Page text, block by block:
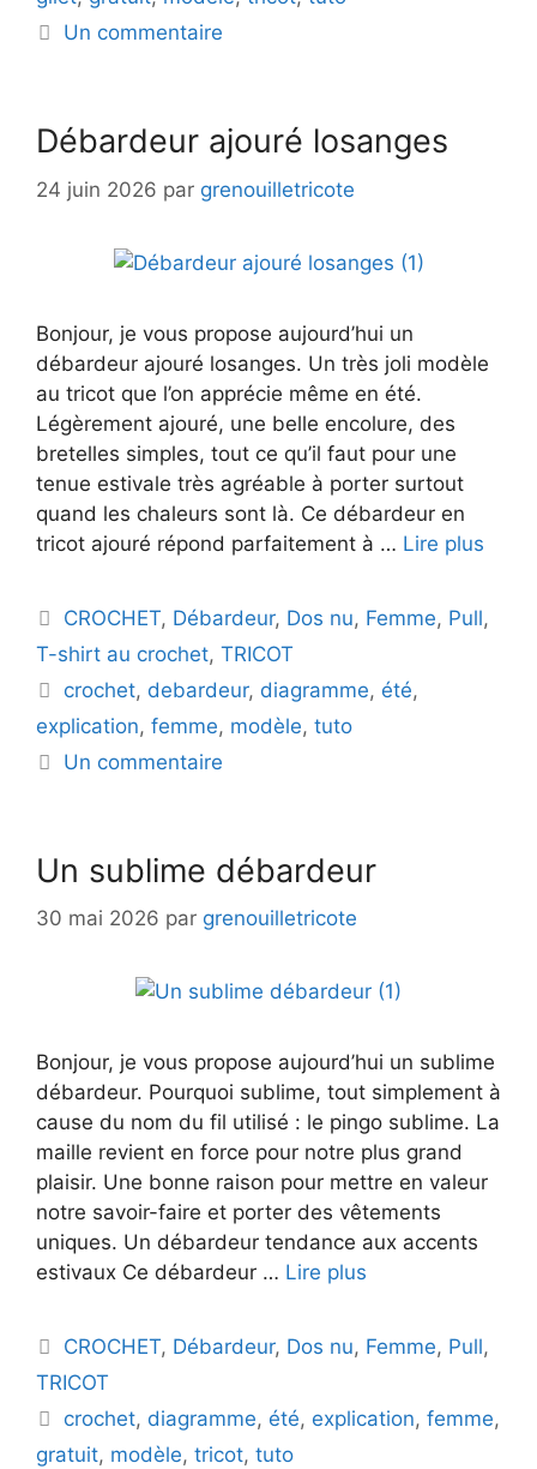
Un commentaire
Débardeur ajouré losanges
24 juin 2026 par grenouilletricote
Bonjour, je vous propose aujourd’hui un
débardeur ajouré losanges. Un très joli modèle
au tricot que l’on apprécie même en été.
Légèrement ajouré, une belle encolure, des
bretelles simples, tout ce qu’il faut pour une
tenue estivale très agréable à porter surtout
quand les chaleurs sont là. Ce débardeur en
tricot ajouré répond parfaitement à … Lire plus
Catégories
CROCHET, Débardeur, Dos nu, Femme, Pull,
T-shirt au crochet, TRICOT
Étiquettes
crochet, debardeur, diagramme, été,
explication, femme, modèle, tuto
Un commentaire
Un sublime débardeur
30 mai 2026 par grenouilletricote
Bonjour, je vous propose aujourd’hui un sublime
débardeur. Pourquoi sublime, tout simplement à
cause du nom du fil utilisé : le pingo sublime. La
maille revient en force pour notre plus grand
plaisir. Une bonne raison pour mettre en valeur
notre savoir-faire et porter des vêtements
uniques. Un débardeur tendance aux accents
estivaux Ce débardeur … Lire plus
Catégories
CROCHET, Débardeur, Dos nu, Femme, Pull,
TRICOT
Étiquettes
crochet, diagramme, été, explication,femme,
gratuit, modèle, tricot, tuto